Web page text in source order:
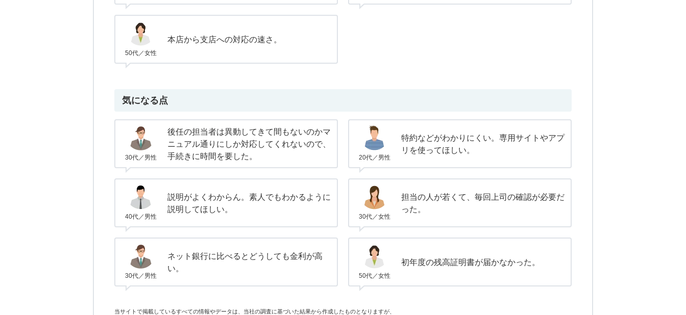
50代／女性
本店から支店への対応の速さ。
気になる点
30代／男性
後任の担当者は異動してきて間もないのかマ
ニュアル通りにしか対応してくれないので、
手続きに時間を要した。
20代／男性
特約などがわかりにくい。専用サイトやアプ
リを使ってほしい。
40代／男性
説明がよくわからん。素人でもわかるように
説明してほしい。
30代／女性
担当の人が若くて、毎回上司の確認が必要だ
った。
30代／男性
ネット銀行に比べるとどうしても金利が高
い。
50代／女性
初年度の残高証明書が届かなかった。
当サイトで掲載しているすべての情報やデータは、当社の調査に基づいた結果から作成したものとなりますが、